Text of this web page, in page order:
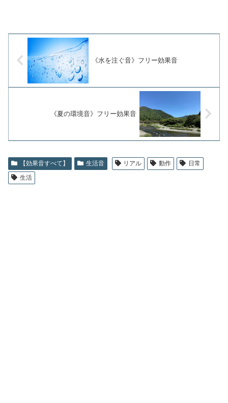
《水を注ぐ音》フリー効果音
《夏の環境音》フリー効果音
【効果音すべて】 生活音 リアル 動作
日常
生活